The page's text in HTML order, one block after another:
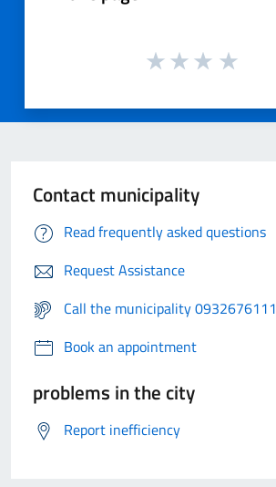
Contact municipality
Read frequently asked questions
Request Assistance
Call the municipality 0932676111
Book an appointment
problems in the city
Report inefficiency